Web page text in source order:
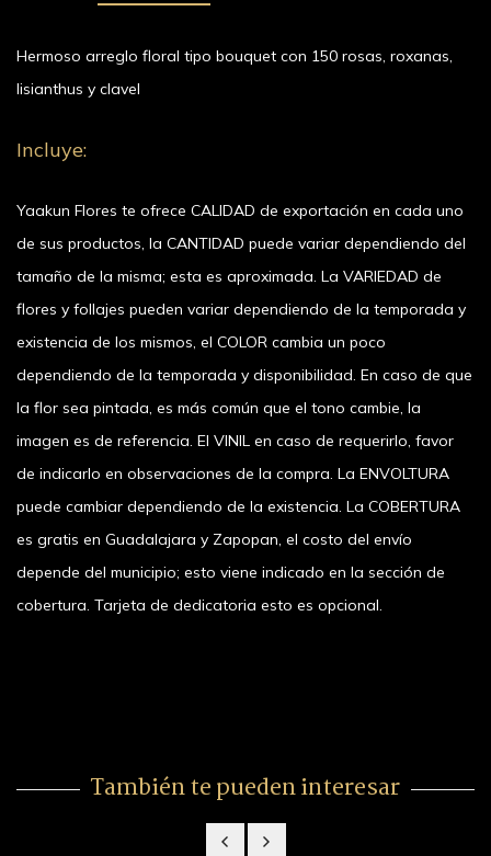
Hermoso arreglo floral tipo bouquet con 150 rosas, roxanas,
lisianthus y clavel
Incluye:
Yaakun Flores te ofrece CALIDAD de exportación en cada uno
de sus productos, la CANTIDAD puede variar dependiendo del
tamaño de la misma; esta es aproximada. La VARIEDAD de
flores y follajes pueden variar dependiendo de la temporada y
existencia de los mismos, el COLOR cambia un poco
dependiendo de la temporada y disponibilidad. En caso de que
la flor sea pintada, es más común que el tono cambie, la
imagen es de referencia. El VINIL en caso de requerirlo, favor
de indicarlo en observaciones de la compra. La ENVOLTURA
puede cambiar dependiendo de la existencia. La COBERTURA
es gratis en Guadalajara y Zapopan, el costo del envío
depende del municipio; esto viene indicado en la sección de
cobertura. Tarjeta de dedicatoria esto es opcional.
También te pueden interesar